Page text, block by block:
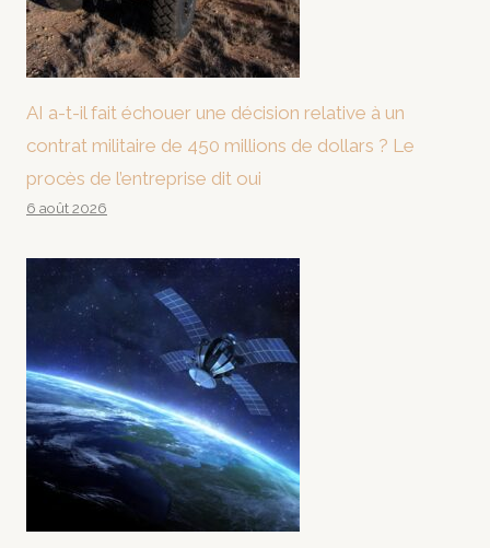
AI a-t-il fait échouer une décision relative à un
contrat militaire de 450 millions de dollars ? Le
procès de l’entreprise dit oui
6 août 2026